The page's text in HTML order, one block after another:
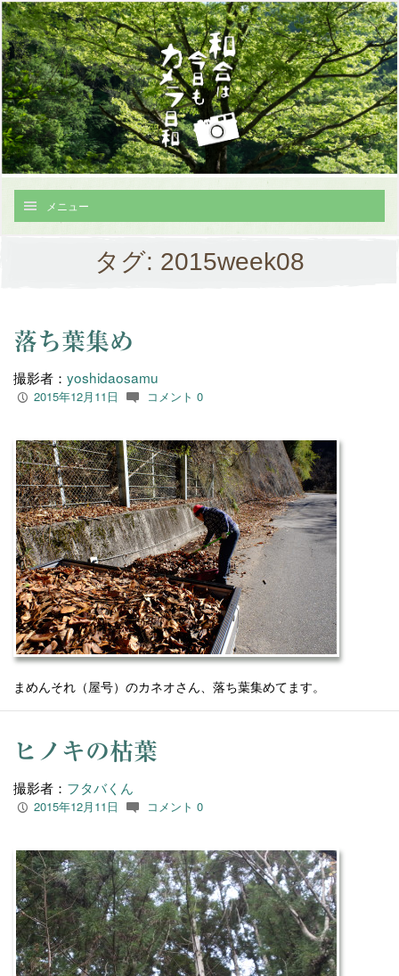
メニュー
タグ: 2015week08
落ち葉集め
撮影者： yoshidaosamu
P 2015年12月11日 c コメント 0
まめんそれ（屋号）のカネオさん、落ち葉集めてます。
ヒノキの枯葉
撮影者： フタバくん
P 2015年12月11日 c コメント 0